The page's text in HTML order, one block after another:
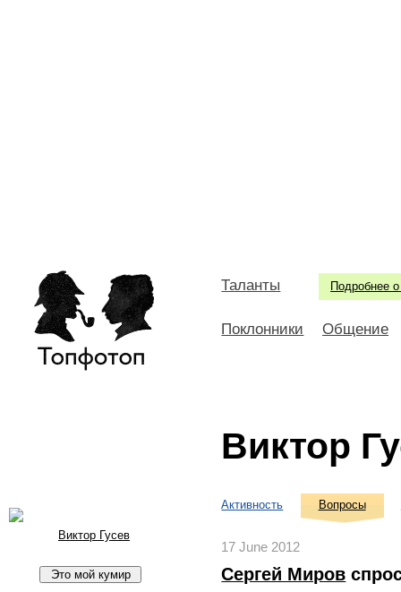
Подробнее о
Таланты
Поклонники Общение
Виктор
Виктор Гусев
Активность Вопросы
17 June 2012
Сергей Миров